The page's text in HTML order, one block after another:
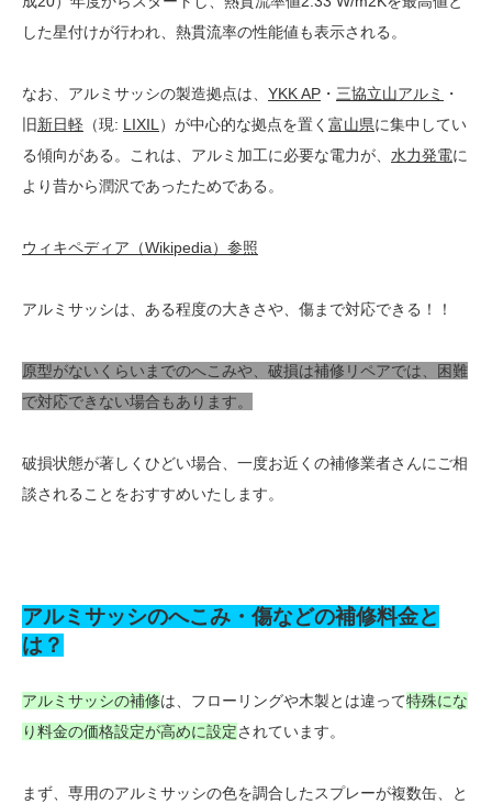
した星付けが行われ、熱貫流率の性能値も表示される。
なお、アルミサッシの製造拠点は、 YKK AP ・ 三協立山アルミ
・
旧新日軽 （現: LIXIL）が中心的な拠点を置く 富山県に集中してい
る傾向がある。これは、アルミ加工に必要な電力が、 水力発電に
より昔から潤沢であったためである。
ウィキペディア（Wikipedia）参照
アルミサッシは、ある程度の大きさや、傷まで対応できる！！
原型がないくらいまでのへこみや、破損は補修リペアでは、困難
で対応できない場合もあります。
破損状態が著しくひどい場合、一度お近くの補修業者さんにご相
談されることをおすすめいたします。
アルミサッシのへこみ・傷などの補修料金と
は？
アルミサッシの補修は、フローリングや木製とは違って特殊にな
り料金の価格設定が高めに設定されています。
まず、専用のアルミサッシの色を調合したスプレーが複数缶、と